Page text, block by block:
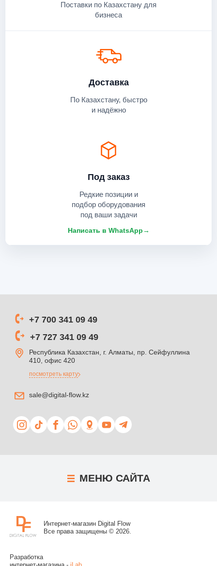
Поставки по Казахстану для
бизнеса
Под заказ
Редкие позиции и
подбор оборудования
под ваши задачи
Написать в WhatsApp→
Доставка
По Казахстану, быстро
и надёжно
+7 700 341 09 49
+7 727 341 09 49
Республика Казахстан, г. Алматы, пр. Сейфуллина
410, офис 420
посмотреть карту
sale@digital-flow.kz
МЕНЮ САЙТА
Интернет-магазин Digital Flow
Все права защищены © 2026.
Разработка